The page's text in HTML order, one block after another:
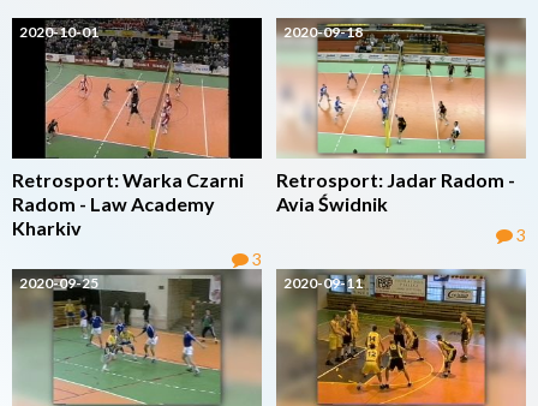
2020-10-01
Retrosport: Warka Czarni
Radom - Law Academy
Kharkiv
3
2020-09-25
2020-09-18
Retrosport: Jadar Radom -
Avia Świdnik
3
2020-09-11